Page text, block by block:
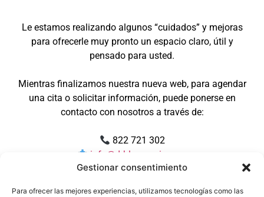
Gestionar consentimiento
Para ofrecer las mejores experiencias, utilizamos tecnologías como las
Le estamos realizando algunos “cuidados” y mejoras
para ofrecerle muy pronto un espacio claro, útil y
pensado para usted.
Mientras finalizamos nuestra nueva web, para agendar
una cita o solicitar información, puede ponerse en
contacto con nosotros a través de:
822 721 302
info@drblasgarcia.com